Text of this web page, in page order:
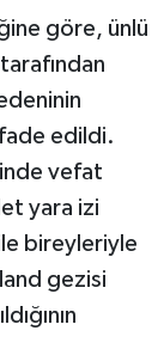
göre, ünlü
ifade edildi.
vefat
yara izi
bireyleriyle
gezisi